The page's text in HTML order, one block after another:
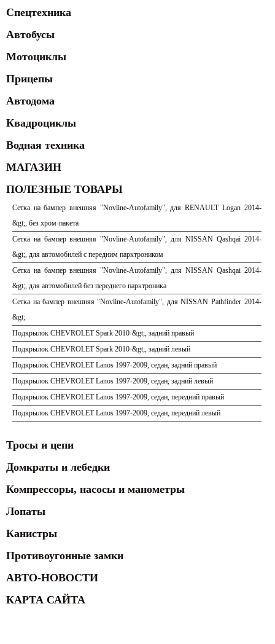
Спецтехника
Автобусы
Мотоциклы
Прицепы
Автодома
Квадроциклы
Водная техника
МАГАЗИН
ПОЛЕЗНЫЕ ТОВАРЫ
Сетка на бампер внешняя "Novline-Autofamily", для RENAULT Logan 2014-
&gt;, без хром-пакета
Сетка на бампер внешняя "Novline-Autofamily", для NISSAN Qashqai 2014-
&gt;, для автомобилей с передним парктроником
Сетка на бампер внешняя "Novline-Autofamily", для NISSAN Qashqai 2014-
&gt;, для автомобилей без переднего парктроника
Сетка на бампер внешняя "Novline-Autofamily", для NISSAN Pathfinder 2014-
&gt;
Подкрылок CHEVROLET Spark 2010-&gt;, задний правый
Подкрылок CHEVROLET Spark 2010-&gt;, задний левый
Подкрылок CHEVROLET Lanos 1997-2009, седан, задний правый
Подкрылок CHEVROLET Lanos 1997-2009, седан, задний левый
Подкрылок CHEVROLET Lanos 1997-2009, седан, передний правый
Подкрылок CHEVROLET Lanos 1997-2009, седан, передний левый
Тросы и цепи
Домкраты и лебедки
Компрессоры, насосы и манометры
Лопаты
Канистры
Противоугонные замки
АВТО-НОВОСТИ
КАРТА САЙТА